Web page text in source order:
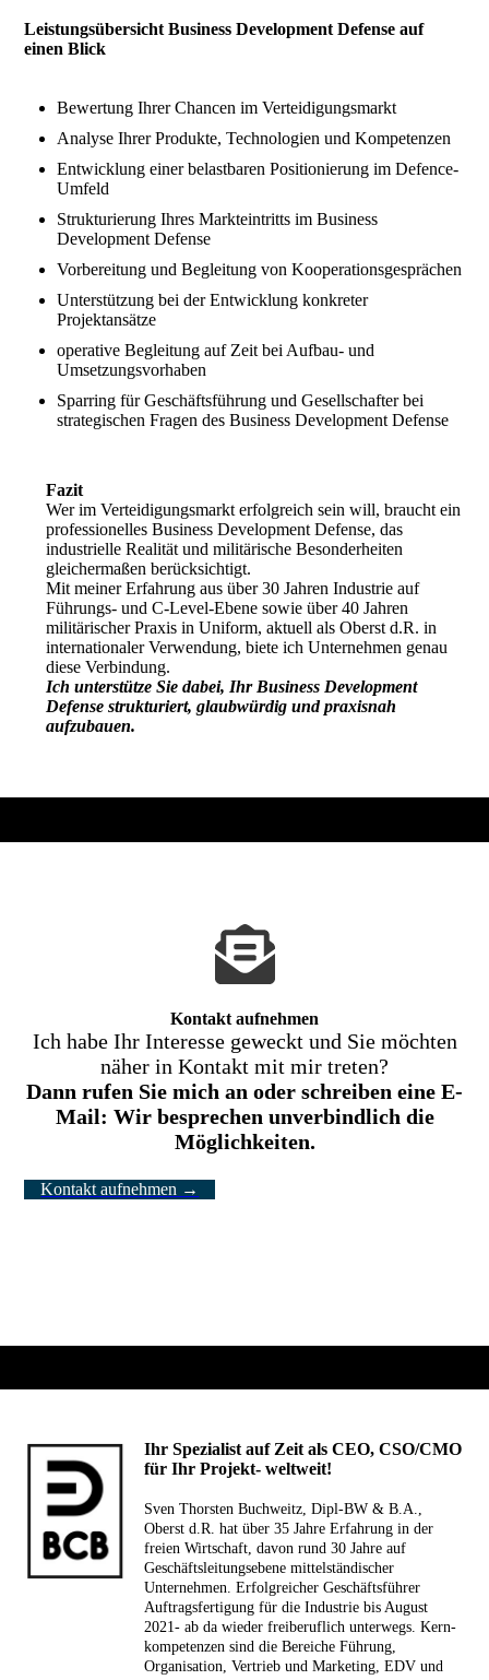
Leistungsübersicht Business Development Defense auf
einen Blick
Bewertung Ihrer Chancen im Verteidigungsmarkt
Analyse Ihrer Produkte, Technologien und Kompetenzen
Entwicklung einer belastbaren Positionierung im Defence-
Umfeld
Strukturierung Ihres Markteintritts im Business
Development Defense
Vorbereitung und Begleitung von Kooperationsgesprächen
Unterstützung bei der Entwicklung konkreter
Projektansätze
operative Begleitung auf Zeit bei Aufbau- und
Umsetzungsvorhaben
Sparring für Geschäftsführung und Gesellschafter bei
strategischen Fragen des Business Development Defense
Fazit
Wer im Verteidigungsmarkt erfolgreich sein will, braucht ein
professionelles Business Development Defense, das
industrielle Realität und militärische Besonderheiten
gleichermaßen berücksichtigt.
Mit meiner Erfahrung aus über 30 Jahren Industrie auf
Führungs- und C-Level-Ebene sowie über 40 Jahren
militärischer Praxis in Uniform, aktuell als Oberst d.R. in
internationaler Verwendung, biete ich Unternehmen genau
diese Verbindung.
Ich unterstütze Sie dabei, Ihr Business Development
Defense strukturiert, glaubwürdig und praxisnah
aufzubauen.
Kontakt aufnehmen
Ich habe Ihr Interesse geweckt und Sie möchten
näher in Kontakt mit mir treten?
Dann rufen Sie mich an oder schreiben eine E-
Mail: Wir besprechen unverbindlich die
Möglichkeiten.
Kontakt aufnehmen →
Ihr Spezialist auf Zeit als CEO, CSO/CMO
für Ihr Projekt- weltweit!
Sven Thorsten Buchweitz, Dipl-BW & B.A.,
Oberst d.R. hat über 35 Jahre Erfahrung in der
freien Wirtschaft, davon rund 30 Jahre auf
Geschäfts­leitungsebene mittelständischer
Unternehmen. Erfolg­reich­er Geschäfts­führer
Auftragsfertigung für die Industrie bis August
2021- ab da wieder freiberuflich unterwegs. Kern­
kompe­ten­zen sind die Bereiche Führung,
Organisation, Vertrieb und Marketing, EDV und